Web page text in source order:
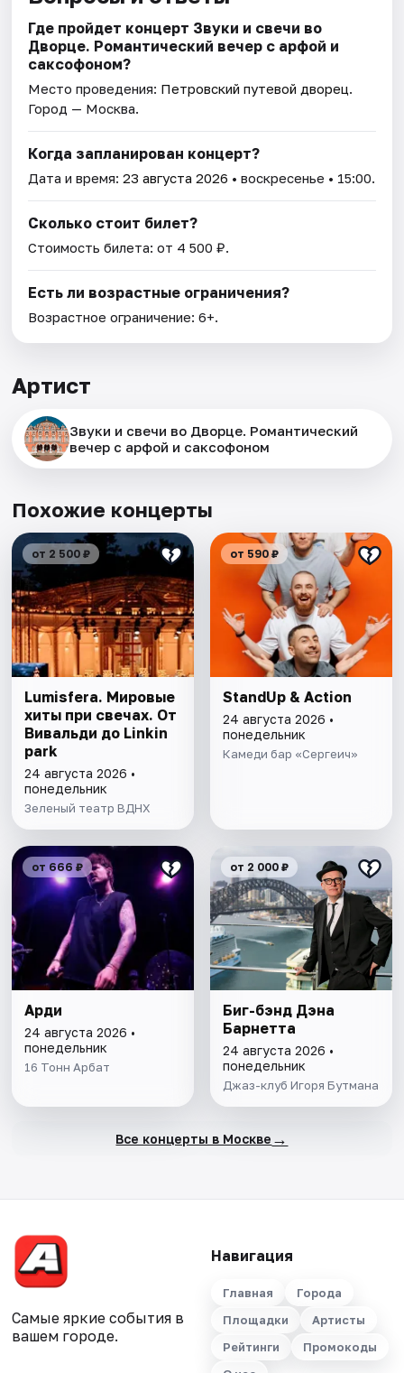
Где пройдет концерт Звуки и свечи во
Дворце. Романтический вечер с арфой и
саксофоном?
Место проведения: Петровский путевой дворец.
Город — Москва.
Когда запланирован концерт?
Дата и время:23 августа 2026 • воскресенье • 15:00.
Сколько стоит билет?
Стоимость билета: от 4 500 ₽.
Есть ли возрастные ограничения?
Возрастное ограничение: 6+.
Артист
Звуки и свечи во Дворце. Романтический
вечер с арфой и саксофоном
Похожие концерты
от 2 500 ₽
Lumisfera. Мировые
хиты при свечах. От
Вивальди до Linkin
park
24 августа 2026 •
понедельник
Зеленый театр ВДНХ
от 590 ₽
StandUp & Action
24 августа 2026 •
понедельник
Камеди бар «Сергеич»
от 666 ₽
Арди
24 августа 2026 •
понедельник
16 Тонн Арбат
от 2 000 ₽
Биг-бэнд Дэна
Барнетта
24 августа 2026 •
понедельник
Джаз-клуб Игоря Бутмана
Все концерты в Москве →
Самые яркие события в
вашем городе.
Навигация
Главная
Города
Площадки
Артисты
Рейтинги
Промокоды